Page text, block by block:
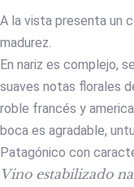
A la vista presenta un
madurez.
En nariz es complejo,
suaves notas florales
roble francés y
boca es agradable,
Patagónico con
Vino estabilizado